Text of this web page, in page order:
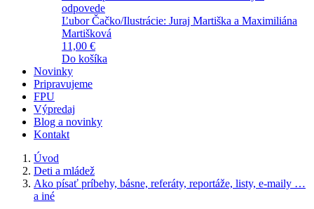
odpovede
Ľubor Čačko/Ilustrácie: Juraj Martiška a Maximiliána
Martišková
11,00 €
Do košíka
Novinky
Pripravujeme
FPU
Výpredaj
Blog a novinky
Kontakt
Úvod
Deti a mládež
Ako písať príbehy, básne, referáty, reportáže, listy, e-maily …
a iné